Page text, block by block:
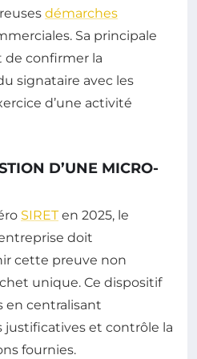
démarches
Sa principale
de confirmer la
signataire avec les
d’une activité
D’UNE MICRO-
SIRETen 2025, le
doit
cette preuve non
unique. Ce dispositif
en centralisant
justificatives et contrôle la
fournies.